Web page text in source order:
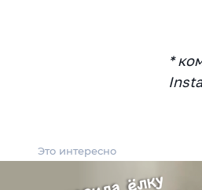
*
Это интересно